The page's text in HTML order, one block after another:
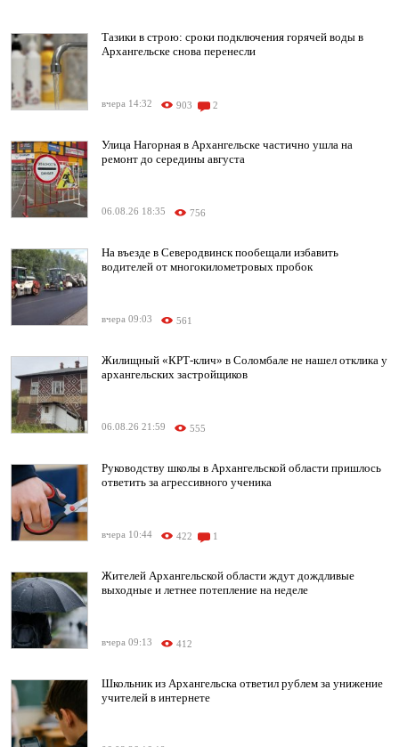
Тазики в строю: сроки подключения горячей воды в
Архангельске снова перенесли
вчера 14:32 903 2
Улица Нагорная в Архангельске частично ушла на
ремонт до середины августа
06.08.26 18:35 756
На въезде в Северодвинск пообещали избавить
водителей от многокилометровых пробок
вчера 09:03 561
Жилищный «КРТ-клич» в Соломбале не нашел отклика у
архангельских застройщиков
06.08.26 21:59 555
Руководству школы в Архангельской области пришлось
ответить за агрессивного ученика
вчера 10:44 422 1
Жителей Архангельской области ждут дождливые
выходные и летнее потепление на неделе
вчера 09:13 412
Школьник из Архангельска ответил рублем за унижение
учителей в интернете